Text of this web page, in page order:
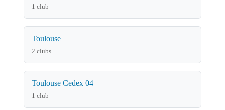
1 club
Toulouse
2 clubs
Toulouse Cedex 04
1 club